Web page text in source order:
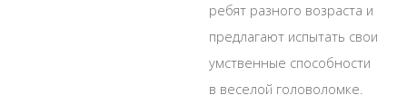
ребят разного возраста и
предлагают испытать свои
умственные способности
в веселой головоломке.